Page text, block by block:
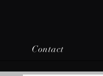
Contact